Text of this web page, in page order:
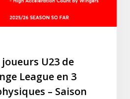
U23 de
League en 3
– Saison